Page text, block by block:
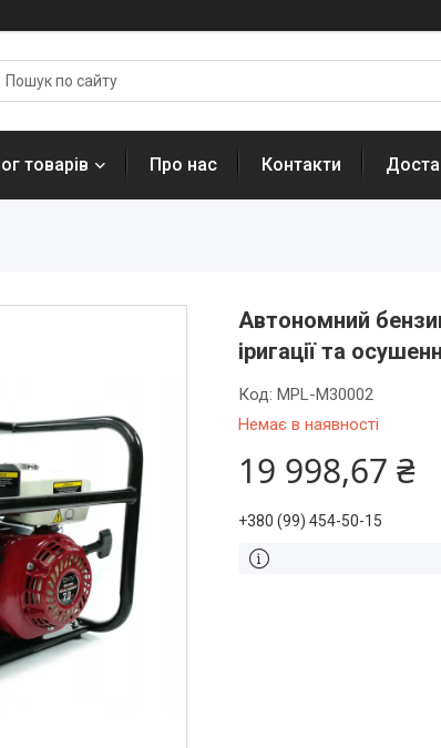
товарів Про нас Контакти
Автономний
іригації та
Немає в наявності
Код: MPL-M30002
19 998,67 ₴
+380 (99) 454-50-15